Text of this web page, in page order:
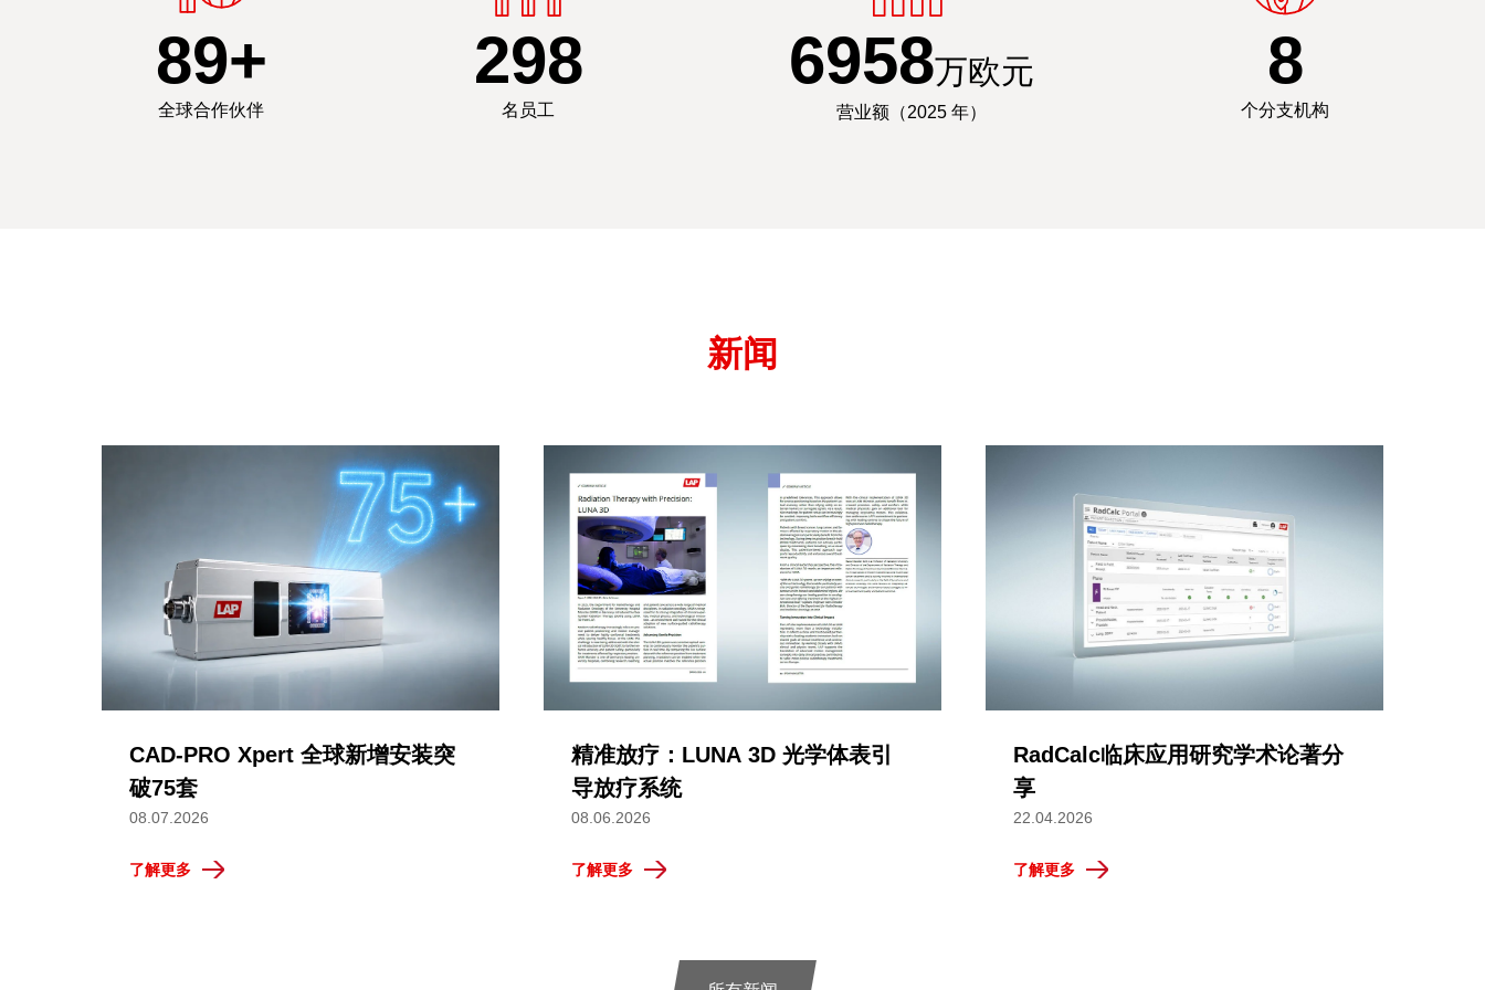
90+
全球合作伙伴
300
名员工
7000万欧元
营业额（2025 年）
8
个分支机构
新闻
CAD-PRO Xpert 全球新增安装突
破75套
08.07.2026
了解更多
精准放疗：LUNA 3D 光学体表引
导放疗系统
08.06.2026
了解更多
RadCalc临床应用研究学术论著分
享
22.04.2026
了解更多